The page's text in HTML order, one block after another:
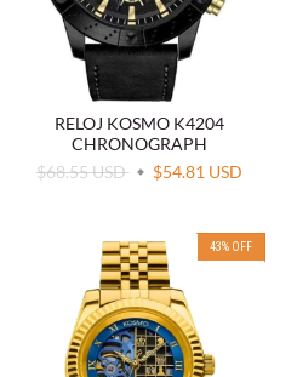
RELOJ KOSMO K4204
CHRONOGRAPH
$68.55 USD
$54.81 USD
43% OFF